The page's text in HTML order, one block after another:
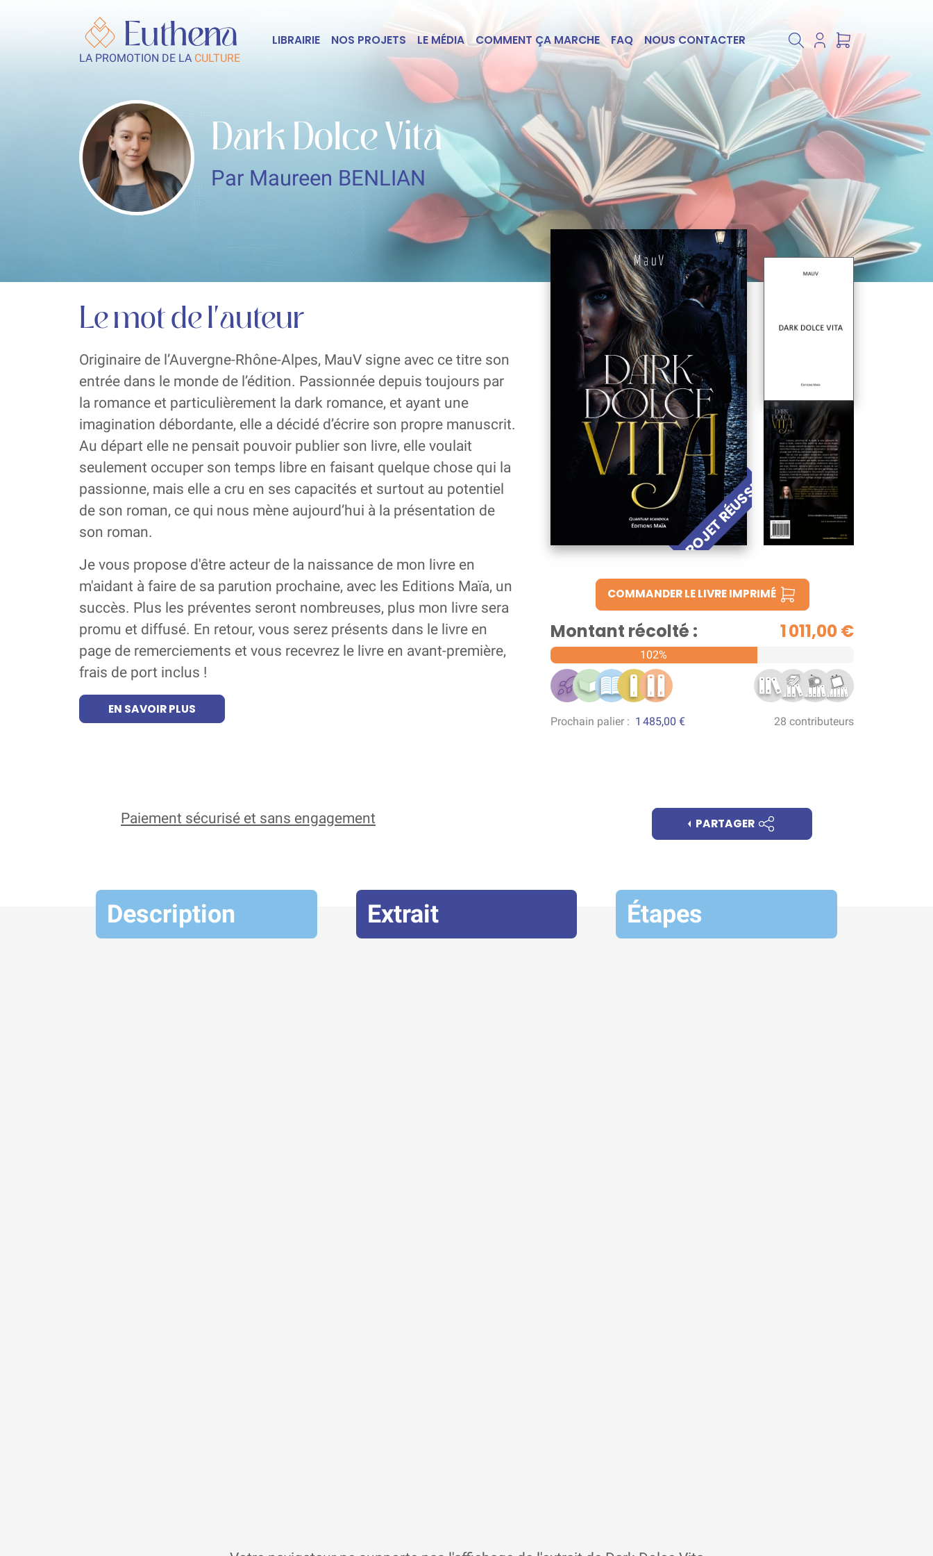
LA PROMOTION DE LA CULTURE
LIBRAIRIE NOS PROJETS LE MÉDIA COMMENT ÇA MARCHE FAQ NOUS CONTACTER
Dark Dolce Vita
Par Maureen BENLIAN
PROJET RÉUSSI !
COMMANDER LE LIVRE IMPRIMÉ
Montant récolté : 1 011,00 €
102%
Prochain palier : 1 485,00 € 28 contributeurs
Le mot de l'auteur
Originaire de l’Auvergne-Rhône-Alpes, MauV signe avec ce titre son
entrée dans le monde de l’édition. Passionnée depuis toujours par
la romance et particulièrement la dark romance, et ayant une
imagination débordante, elle a décidé d’écrire son propre manuscrit.
Au départ elle ne pensait pouvoir publier son livre, elle voulait
seulement occuper son temps libre en faisant quelque chose qui la
passionne, mais elle a cru en ses capacités et surtout au potentiel
de son roman, ce qui nous mène aujourd’hui à la présentation de
son roman.
Je vous propose d'être acteur de la naissance de mon livre en
m'aidant à faire de sa parution prochaine, avec les Editions Maïa, un
succès. Plus les préventes seront nombreuses, plus mon livre sera
promu et diffusé. En retour, vous serez présents dans le livre en
page de remerciements et vous recevrez le livre en avant-première,
frais de port inclus !
EN SAVOIR PLUS
Paiement sécurisé et sans engagement PARTAGER
Description Extrait Étapes